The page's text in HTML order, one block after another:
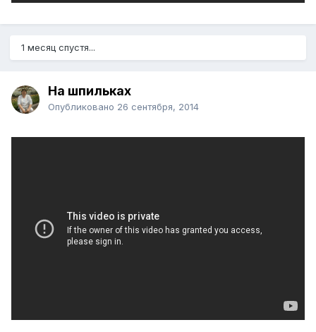
1 месяц спустя...
На шпильках
Опубликовано 26 сентября, 2014